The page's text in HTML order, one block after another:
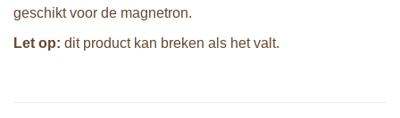
geschikt voor de magnetron.
Let op: dit product kan breken als het valt.